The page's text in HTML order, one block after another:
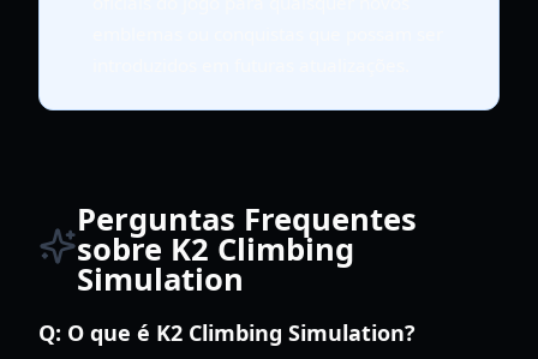
Perguntas Frequentes
sobre K2 Climbing
Simulation
Q: O que é K2 Climbing Simulation?